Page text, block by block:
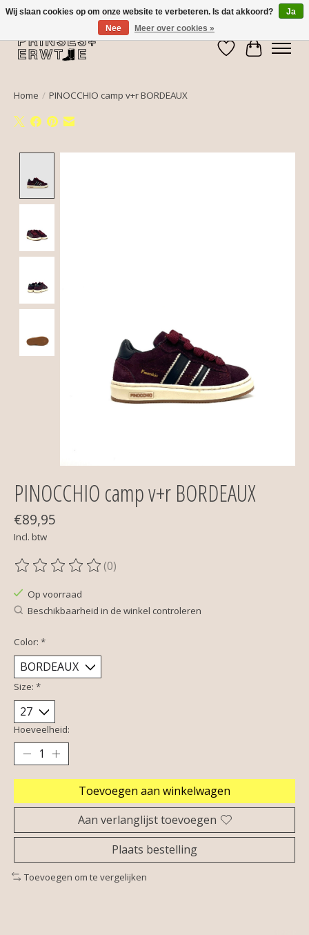
Verlanglijst
Home / PINOCCHIO camp v+r BORDEAUX
PINOCCHIO camp v+r BORDEAUX
€89,95
Incl. btw
De beoordeling van dit product is
(0)
Op voorraad
Beschikbaarheid in de winkel controleren
Color: *
Size: *
Hoeveelheid:
Toevoegen aan winkelwagen
Aan verlanglijst toevoegen
Plaats bestelling
Toevoegen om te vergelijken
Wij slaan cookies op om onze website te verbeteren. Is dat akkoord?
Ja
Nee
Meer over cookies »